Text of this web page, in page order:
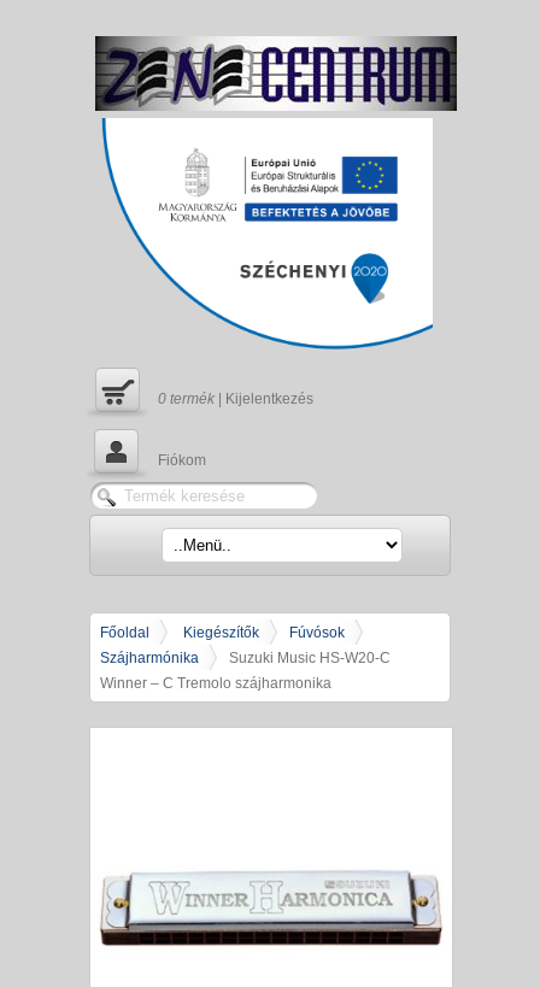
0 termék Kijelentkezés
Fiókom
Főoldal Kiegészítők
Fúvósok
Szájharmónika
Suzuki Music HS-W20-C
Winner – C Tremolo szájharmonika